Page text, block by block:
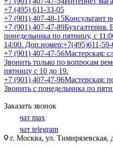
+7 (495) 611-33-05
+7 (901) 407-48-15Консультант
+7 (901) 407-47-89Бухгалтерия.
понедельника по пятницу, с
14:00. Доп.номер:+7(495)611-59-
+7 (901) 407-47-56Мастерская:
Звонить только по вопросам
пятницу с 10 до 19.
+7 (901) 407-47-96Мастерская:
Звонить с понедельника по
Заказать звонок
чат max
чат telegram
г. Москва, ул. Тимирязевская,